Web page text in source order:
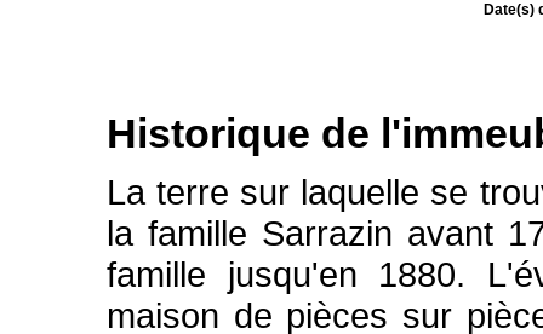
Historique de
La terre sur laquelle se
la famille Sarrazin avant
famille jusqu'en 1880.
maison de pièces sur